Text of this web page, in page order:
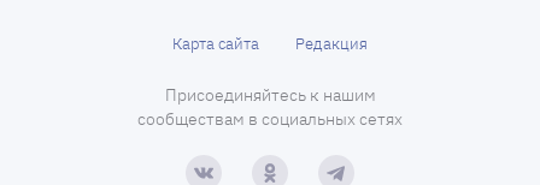
Карта сайта Редакция
Присоединяйтесь к нашим
сообществам в социальных сетях